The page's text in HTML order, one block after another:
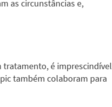
as circunstâncias e,
tratamento, é imprescindível
também colaboram para